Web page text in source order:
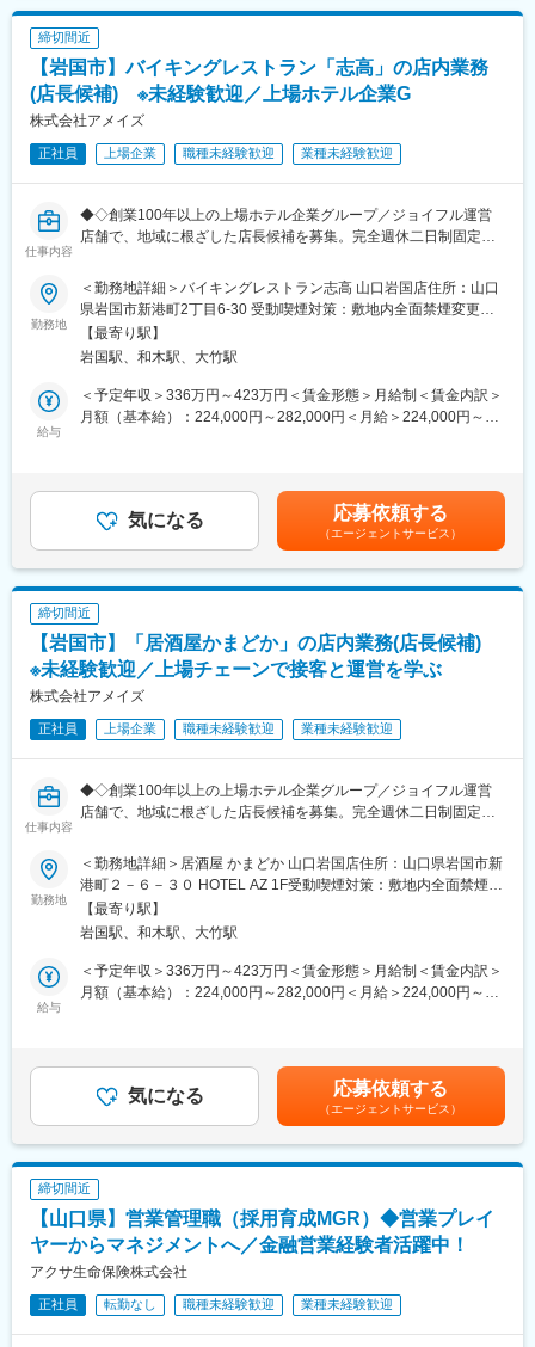
引先も当社組織も男性が多い職場環境ではありますが、中途入社
実績も多数あり、アパレル販売、食品営業など異業種の方も活躍
中です。
■魅力ポイント：
会社の業務を行う上で、必要となる資格については、費用を会社
また業界では、先駆けて完全週休二日制を導入。有給休暇が取得
しやすい環境を整えており、ワークライフバランスに配慮してお
変更の範囲：会社の定める業務
を学びます。
・1～3ヵ月…オイルやグリスの差し方、トラブルを見つけるコツ
などを覚えます。
・3～6ヵ月…対応できる範囲や機械を増やしながら、独り立ちを
目指します。※経験によって独り立ちの期間は異なります。
■1日の仕事の流れ：
ス作業等
▼12:00 お昼休憩
▼17:15 残業がなければ終了
■整備する建設機械の一例：
10m以上の高さまで届く“高所作業車”。トンネルづくりで山を掘り
ダ”など普段は目にすることが少ない珍しい建設機械の取り扱いが
あります。
籍しており、20代～60代まで幅広いスタッフが活躍中です。お取
引先も当社組織も男性が多い職場環境ではありますが、中途入社
実績も多数あり、アパレル販売、食品営業など異業種の方も活躍
■魅力ポイント
会社の業務を行う上で、必要となる資格については、費用を会社
が負担し、取得を推進しております。
また業界では、先駆けて完全週休二日制を導入。有給休暇が取得
しやすい環境を整えており、ワークライフバランスに配慮してお
変更の範囲：会社の定める業務
締切間近
【岩国市】バイキングレストラン「志高」の店内業務
(店長候補) ※未経験歓迎／上場ホテル企業G
株式会社アメイズ
正社員 上場企業 職種未経験歓迎 業種未経験歓迎
仕事内容
◆◇創業100年以上の上場ホテル企業グループ／ジョイフル運営
店舗で、地域に根ざした店長候補を募集。完全週休二日制固定シ
に学べる環境です◇◆
■採用背景：
九州を中心に全国へホテルと外食事業を拡大しており、体制強化
が急務となっています。今後の出店や既存店のサービス向上を見
据え、将来の店長・エリアマネジャー候補となるメンバーを増員
採用します。
オペレーションを習得し、その後、売上管理やスタッフ育成など
マネジメント領域へ担当範囲を広げていただきます。
・ホールでの接客、注文対応、配膳、片付け
・食材・備品の在庫管理、発注業務
・アルバイト・パートスタッフのシフト作成補助、教育・フォロ
ー
・売上や人件費の数値管理補助、キャンペーン施策の実行 など
入社後は一般職としてスタートし、店舗業務を一通り経験した上
ジャーとして、エリア全体の売上管理や人材育成、サービス品質
向上に関わるキャリアも目指せます。
■働き方・待遇：
完全週休二日制のシフト制で、休日は固定シフトとして設定され
るため、生活リズムを整えやすい環境です。勤務シフトも体制を
整え、無理のない運営を心掛けています。通勤手当、残業手当の
制度、退職金制度を整備しており、長期的に安心して働けます。
す。正社員として安定した環境でキャリアを築きたい方、チェー
ンストア経営を学びたい方に最適なポジションです。
勤務地
＜勤務地詳細＞バイキングレストラン志高 山口岩国店住所：山口
県岩国市新港町2丁目6-30 受動喫煙対策：敷地内全面禁煙変更の
範囲：会社の定める事業所
【最寄り駅】
岩国駅、和木駅、大竹駅
給与
＜予定年収＞336万円～423万円＜賃金形態＞月給制＜賃金内訳＞
月額（基本給）：224,000円～282,000円＜月給＞224,000円～
月）基本給3ヶ月分■年収例405万円（入社3年目／店長）534万円
（入社10年目／エリアマネージャー）賃金はあくまでも目安の金
額であり、選考を通じて上下する可能性があります。月給(月額)は
固定手当を含めた表記です。
気になる 応募依頼する
（エージェントサービス）
締切間近
【岩国市】「居酒屋かまどか」の店内業務(店長候補)
※未経験歓迎／上場チェーンで接客と運営を学ぶ
株式会社アメイズ
正社員 上場企業 職種未経験歓迎 業種未経験歓迎
仕事内容
◆◇創業100年以上の上場ホテル企業グループ／ジョイフル運営
店舗で、地域に根ざした店長候補を募集。完全週休二日制固定シ
に学べる環境です◇◆
■採用背景：
九州を中心に全国へホテルと外食事業を拡大しており、体制強化
が急務となっています。今後の出店や既存店のサービス向上を見
据え、将来の店長・エリアマネジャー候補となるメンバーを増員
採用します。
オペレーションを習得し、その後、売上管理やスタッフ育成など
マネジメント領域へ担当範囲を広げていただきます。
・ホールでの接客、注文対応、配膳、片付け
・食材・備品の在庫管理、発注業務
・アルバイト・パートスタッフのシフト作成補助、教育・フォロ
ー
・売上や人件費の数値管理補助、キャンペーン施策の実行 など
入社後は一般職としてスタートし、店舗業務を一通り経験した上
勤務地
＜勤務地詳細＞居酒屋 かまどか 山口岩国店住所：山口県岩国市新
港町２－６－３０ HOTEL AZ 1F受動喫煙対策：敷地内全面禁煙変
更の範囲：会社の定める事業所
【最寄り駅】
岩国駅、和木駅、大竹駅
給与
＜予定年収＞336万円～423万円＜賃金形態＞月給制＜賃金内訳＞
月額（基本給）：224,000円～282,000円＜月給＞224,000円～
月）基本給3ヶ月分■年収例405万円（入社3年目／店長）534万円
（入社10年目／エリアマネージャー）賃金はあくまでも目安の金
額であり、選考を通じて上下する可能性があります。月給(月額)は
固定手当を含めた表記です。
気になる 応募依頼する
（エージェントサービス）
締切間近
【山口県】営業管理職（採用育成MGR）◆営業プレイ
ヤーからマネジメントへ／金融営業経験者活躍中！
アクサ生命保険株式会社
正社員 転勤なし 職種未経験歓迎 業種未経験歓迎